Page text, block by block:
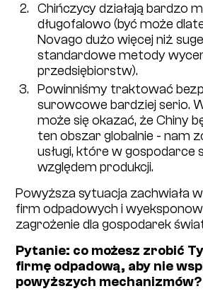
Chińczycy działają bardzo
długofalowo (być może
Novago dużo więcej niż
standardowe metody
przedsiębiorstw).
Powinniśmy traktować
surowcowe bardziej serio.
może się okazać, że Chiny
ten obszar globalnie - nam
usługi, które w gospodarce
względem produkcji.
Powyższa sytuacja zachwiała
firm odpadowych i
zagrożenie dla gospodarek
Pytanie: co możesz zrobić
firmę odpadową, aby nie
powyższych mechanizmów?